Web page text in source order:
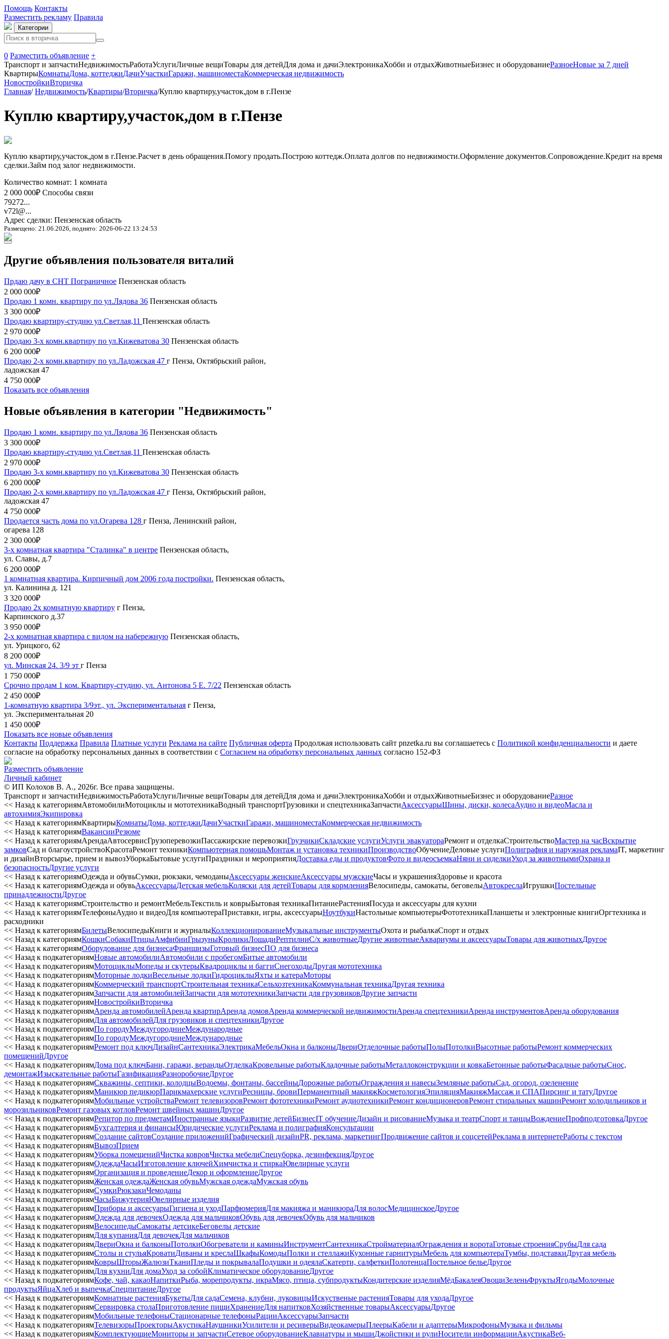
Помощь Контакты
Разместить рекламу Правила
Категории
0 Разместить объявление +
Транспорт и запчастиНедвижимостьРаботаУслугиЛичные вещиТовары для детейДля дома и дачиЭлектроникаХобби и отдыхЖивотныеБизнес и оборудованиеРазноеНовые за 7 дней
КвартирыКомнатыДома, коттеджиДачиУчасткиГаражи, машиноместаКоммерческая недвижимость
НовостройкиВторичка
Главная/ Недвижимость/Квартиры/Вторичка/Куплю квартиру,участок,дом в г.Пензе
Куплю квартиру,участок,дом в г.Пензе
Куплю квартиру,участок,дом в г.Пензе.Расчет в день обращения.Помогу продать.Построю коттедж.Оплата долгов по недвижимости.Оформление документов.Сопровождение.Кредит на время
сделки.Займ под залог недвижимости.
Количество комнат: 1 комната
2 000 000₽ Способы связи
79272...
v72l@...
Адрес сделки: Пензенская область
Размещено: 21.06.2026, поднято: 2026-06-22 13:24:53
Другие объявления пользователя виталий
Прдаю дачу в СНТ Пограничное Пензенская область
2 000 000₽
Продаю 1 комн. квартиру по ул.Лядова 36 Пензенская область
3 300 000₽
Продаю квартиру-студию ул.Светлая,11 Пензенская область
2 970 000₽
Продаю 3-х комн.квартиру по ул.Кижеватова 30 Пензенская область
6 200 000₽
Продаю 2-х комн.квартиру по ул.Ладожская 47 г Пенза, Октябрьский район,
ладожская 47
4 750 000₽
Показать все объявления
Новые объявления в категории "Недвижимость"
Продаю 1 комн. квартиру по ул.Лядова 36 Пензенская область
3 300 000₽
Продаю квартиру-студию ул.Светлая,11 Пензенская область
2 970 000₽
Продаю 3-х комн.квартиру по ул.Кижеватова 30 Пензенская область
6 200 000₽
Продаю 2-х комн.квартиру по ул.Ладожская 47 г Пенза, Октябрьский район,
ладожская 47
4 750 000₽
Продается часть дома по ул.Огарева 128 г Пенза, Ленинский район,
огарева 128
2 300 000₽
3-х комнатная квартира "Сталинка" в центре Пензенская область,
ул. Славы, д.7
6 200 000₽
1 комнатная квартира. Кирпичный дом 2006 года постройки. Пензенская область,
ул. Калинина д. 121
3 320 000₽
Продаю 2х комнатную квартиру г Пенза,
Карпинского д.37
3 950 000₽
2-х комнатная квартира с видом на набережную Пензенская область,
ул. Урицкого, 62
8 200 000₽
ул. Минская 24. 3/9 эт г Пенза
1 750 000₽
Срочно продам 1 ком. Квартиру-студию, ул. Антонова 5 Е. 7/22 Пензенская область
2 450 000₽
1-комнатную квартира 3/9эт., ул. Экспериментальная г Пенза,
ул. Экспериментальная 20
1 450 000₽
Показать все новые объявления
Контакты Поддержка Правила Платные услуги Реклама на сайте Публичная оферта Продолжая использовать сайт pnzetka.ru вы соглашаетесь с Политикой конфиденциальности и даете
согласие на обработку персональных данных в соответствии с Согласием на обработку персональных данных согласно 152-ФЗ
Разместить объявление
Личный кабинет
© ИП Колохов В. А., 2026г. Все права защищены.
Транспорт и запчастиНедвижимостьРаботаУслугиЛичные вещиТовары для детейДля дома и дачиЭлектроникаХобби и отдыхЖивотныеБизнес и оборудованиеРазное
<< Назад к категориямАвтомобилиМотоциклы и мототехникаВодный транспортГрузовики и спецтехникаЗапчастиАксессуарыШины, диски, колесаАудио и видеоМасла и
автохимияЭкипировка
<< Назад к категориямКвартирыКомнатыДома, коттеджиДачиУчасткиГаражи, машиноместаКоммерческая недвижимость
<< Назад к категориямВакансииРезюме
<< Назад к категориямАрендаАвтосервиcГрузоперевозкиПассажирские перевозкиГрузчикиСкладские услугиУслуги эвакуатораРемонт и отделкаСтроительствоМастер на часВскрытие
замковСад и благоустройствоКрасотаРемонт техникиКомпьютерная помощьМонтаж и установка техникиПроизводствоОбучениеДеловые услугиПолиграфия и наружная рекламаIT, маркетинг
и дизайнВторсырье, прием и вывозУборкаБытовые услугиПраздники и мероприятияДоставка еды и продуктовФото и видеосъемкаНяни и сиделкиУход за животнымиОхрана и
безопасностьДругие услуги
<< Назад к категориямОдежда и обувьСумки, рюкзаки, чемоданыАксессуары женскиеАксессуары мужскиеЧасы и украшенияЗдоровье и красота
<< Назад к категориямОдежда и обувьАксессуарыДетская мебельКоляски для детейТовары для кормленияВелосипеды, самокаты, беговелыАвтокреслаИгрушкиПостельные
принадлежностиДругое
<< Назад к категориямСтроительство и ремонтМебельТекстиль и коврыБытовая техникаПитаниеРастенияПосуда и аксессуары для кухни
<< Назад к категориямТелефоныАудио и видеоДля компьютераПриставки, игры, аксессуарыНоутбукиНастольные компьютерыФототехникаПланшеты и электронные книгиОргтехника и
расходники
<< Назад к категориямБилетыВелосипедыКниги и журналыКоллекционированиеМузыкальные инструментыОхота и рыбалкаСпорт и отдых
<< Назад к категориямКошкиСобакиПтицыАмфибииГрызуныКроликиЛошадиРептилииС/х животныеДругие животныеАквариумы и аксессуарыТовары для животныхДругое
<< Назад к категориямОборудование для бизнесаФраншизыГотовый бизнесПО для бизнеса
<< Назад к подкатегориямНовые автомобилиАвтомобили с пробегомБитые автомобили
<< Назад к подкатегориямМотоциклыМопеды и скутерыКвадроциклы и баггиСнегоходыДругая мототехника
<< Назад к подкатегориямМоторные лодкиВесельные лодкиГидроциклыЯхты и катераМоторы
<< Назад к подкатегориямКоммерческий транспортСтроительная техникаСельхозтехникаКоммунальная техникаДругая техника
<< Назад к подкатегориямЗапчасти для автомобилейЗапчасти для мототехникиЗапчасти для грузовиковДругие запчасти
<< Назад к подкатегориямНовостройкиВторичка
<< Назад к подкатегориямАренда автомобилейАренда квартирАренда домовАренда коммерческой недвижимостиАренда спецтехникиАренда инструментовАренда оборудования
<< Назад к подкатегориямДля автомобилейДля грузовиков и спецтехникиДругое
<< Назад к подкатегориямПо городуМеждугородниеМеждународные
<< Назад к подкатегориямПо городуМеждугородниеМеждународные
<< Назад к подкатегориямРемонт под ключДизайнСантехникаЭлектрикаМебельОкна и балконыДвериОтделочные работыПолыПотолкиВысотные работыРемонт коммерческих
помещенийДругое
<< Назад к подкатегориямДома под ключБани, гаражи, верандыОтделкаКровельные работыКладочные работыМеталлоконструкции и ковкаБетонные работыФасадные работыСнос,
демонтажИзыскательные работыГазификацияРазноробочиеДругое
<< Назад к подкатегориямСкважины, септики, колодцыВодоемы, фонтаны, бассейныДорожные работыОграждения и навесыЗемляные работыСад, огород, озеленение
<< Назад к подкатегориямМаникюр педикюрПарикмахерские услугиРесницы, бровиПерманентный макияжКосметологияЭпиляцияМакияжМассаж и СПАПирсинг и татуДругое
<< Назад к подкатегориямМобильные устройстваРемонт телевизоровРемонт фототехникиРемонт аудиотехникиРемонт кондиционеровРемонт стиральных машинРемонт холодильников и
морозильниковРемонт газовых котловРемонт швейных машинДругое
<< Назад к подкатегориямРепитор по предметамИностранные языкиРазвитие детейБизнесIT обучениеДизайн и рисованиеМузыка и театрСпорт и танцыВождениеПрофподготовкаДругое
<< Назад к подкатегориямБухгалтерия и финансыЮридические услугиРеклама и полиграфияКонсультации
<< Назад к подкатегориямСоздание сайтовСоздание приложенийГрафический дизайнPR, реклама, маркетингПродвижение сайтов и соцсетейРеклама в интернетеРаботы с текстом
<< Назад к подкатегориямВывозПрием
<< Назад к подкатегориямУборка помещенийЧистка ковровЧистка мебелиСпецуборка, дезинфекцияДругое
<< Назад к подкатегориямОдеждаЧасыИзготовление ключейХимчистка и стиркаЮвелирные услуги
<< Назад к подкатегориямОрганизация и проведениеДекор и оформлениеДругое
<< Назад к подкатегориямЖенская одеждаЖенская обувьМужская одеждаМужская обувь
<< Назад к подкатегориямСумкиРюкзакиЧемоданы
<< Назад к подкатегориямЧасыБижутерияЮвелирные изделия
<< Назад к подкатегориямПриборы и аксесуарыГигиена и уходПарфюмерияДля макияжа и маникюраДля волосМедицинскоеДругое
<< Назад к подкатегориямОдежда для девочекОдежда для мальчиковОбувь для девочекОбувь для мальчиков
<< Назад к подкатегориямВелосипедыСамокаты детсикеБеговелы детские
<< Назад к подкатегориямДля купанияДля девочекДля мальчиков
<< Назад к подкатегориямДвериОкна и балконыПотолкиОбогреватели и каминыИнструментСантехникаСтройматериалОграждения и воротаГотовые строенияСрубыДля сада
<< Назад к подкатегориямСтолы и стульяКроватиДиваны и креслаШкафыКомодыПолки и стеллажиКухонные гарнитурыМебель для компьютераТумбы, подставкиДругая мебель
<< Назад к подкатегориямКоврыШторыЖалюзиТканиПледы и покрывалаПодушки и одеялаСкатерти, салфеткиПолотенцаПостельное бельеДругое
<< Назад к подкатегориямДля кухниДля домаУход за собойКлиматическое оборудованиеДругое
<< Назад к подкатегориямКофе, чай, какаоНапиткиРыба, морепродукты, икраМясо, птица, субпродуктыКондитерские изделияМёдБакалеяОвощиЗеленьФруктыЯгодыМолочные
продуктыЯйцаХлеб и выпечкаСпецпитаниеДругое
<< Назад к подкатегориямКомнатные растенияБукетыДля садаСемена, клубни, луковицыИскуственые растенияТовары для уходаДругое
<< Назад к подкатегориямСервировка столаПриготовление пищиХранениеДля напитковХозяйственные товарыАксессуарыДругое
<< Назад к подкатегориямМобильные телефоныСтационарные телефоныРацииАксессуарыЗапчасти
<< Назад к подкатегориямТелевизорыПроекторыАкустикаНаушникиУсилители и ресиверыВидеокамерыПлеерыКабели и адаптерыМикрофоныМузыка и фильмы
<< Назад к подкатегориямКомплектующиеМониторы и запчастиСетевое оборудованиеКлавиатуры и мышиДжойстики и рулиНосители информацииАкустикаВеб-